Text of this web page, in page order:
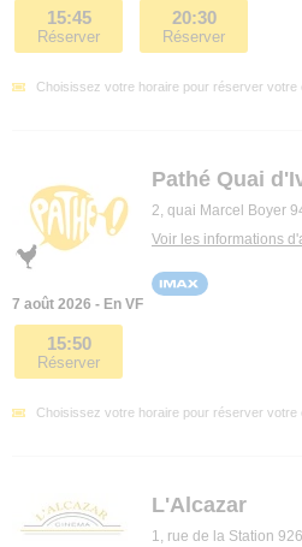
15:45
Réserver
20:30
Réserver
Choisissez votre horaire pour réserver votre
Pathé Quai
2, quai Marcel Boyer
Voir les informations
7 août 2026 - En VF
15:50
Réserver
Choisissez votre horaire pour réserver votre
L'Alcazar
1, rue de la Station